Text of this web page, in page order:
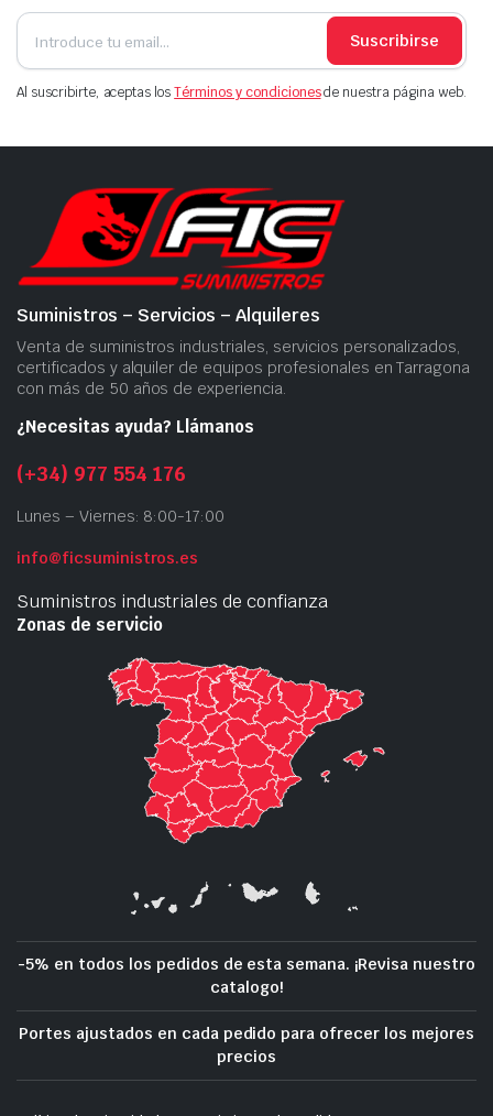
Suscribirse
Al suscribirte, aceptas losTérminos y condicionesde nuestra página web.
Suministros – Servicios – Alquileres
Venta de suministros industriales, servicios personalizados,
certificados y alquiler de equipos profesionales en Tarragona
con más de 50 años de experiencia.
¿Necesitas ayuda? Llámanos
(+34) 977 554 176
Lunes – Viernes: 8:00-17:00
info@ficsuministros.es
Suministros industriales de confianza
Zonas de servicio
-5% en todos los pedidos de esta semana. ¡Revisa nuestro
catalogo!
Portes ajustados en cada pedido para ofrecer los mejores
precios